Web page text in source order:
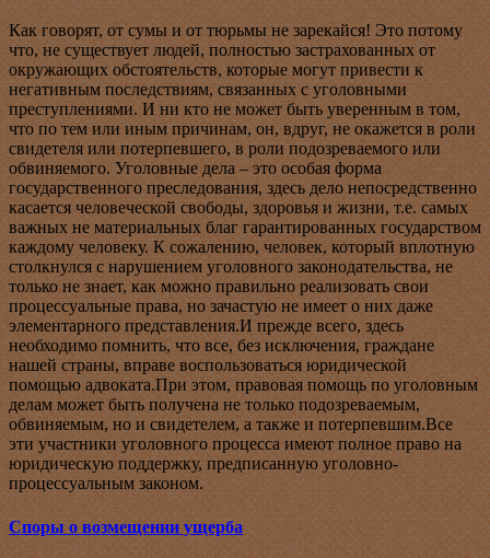
Как говорят, от сумы и от тюрьмы не зарекайся! Это потому
что, не существует людей, полностью застрахованных от
окружающих обстоятельств, которые могут привести к
негативным последствиям, связанных с уголовными
преступлениями. И ни кто не может быть уверенным в том,
что по тем или иным причинам, он, вдруг, не окажется в роли
свидетеля или потерпевшего, в роли подозреваемого или
обвиняемого. Уголовные дела – это особая форма
государственного преследования, здесь дело непосредственно
касается человеческой свободы, здоровья и жизни, т.е. самых
важных не материальных благ гарантированных государством
каждому человеку. К сожалению, человек, который вплотную
столкнулся с нарушением уголовного законодательства, не
только не знает, как можно правильно реализовать свои
процессуальные права, но зачастую не имеет о них даже
элементарного представления.И прежде всего, здесь
необходимо помнить, что все, без исключения, граждане
нашей страны, вправе воспользоваться юридической
помощью адвоката.При этом, правовая помощь по уголовным
делам может быть получена не только подозреваемым,
обвиняемым, но и свидетелем, а также и потерпевшим.Все
эти участники уголовного процесса имеют полное право на
юридическую поддержку, предписанную уголовно-
процессуальным законом.
Споры о возмещении ущерба